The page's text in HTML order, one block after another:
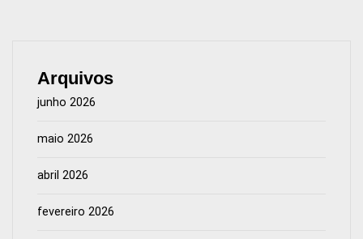
Arquivos
junho 2026
maio 2026
abril 2026
fevereiro 2026